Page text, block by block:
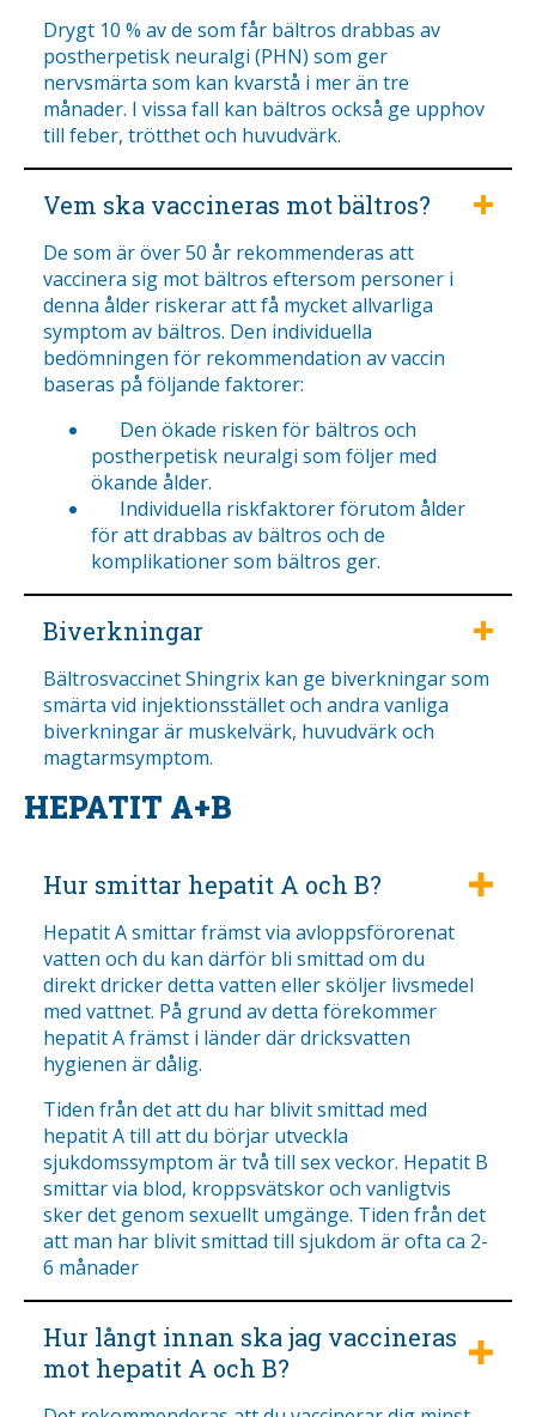
Drygt 10 % av de som får bältros drabbas av
postherpetisk neuralgi (PHN) som ger
nervsmärta som kan kvarstå i mer än tre
månader. I vissa fall kan bältros också ge upphov
till feber, trötthet och huvudvärk.
Vem ska vaccineras mot bältros?
De som är över 50 år rekommenderas att
vaccinera sig mot bältros eftersom personer i
denna ålder riskerar att få mycket allvarliga
symptom av bältros. Den individuella
bedömningen för rekommendation av vaccin
baseras på följande faktorer:
Den ökade risken för bältros och
postherpetisk neuralgi som följer med
ökande ålder.
Individuella riskfaktorer förutom ålder
för att drabbas av bältros och de
komplikationer som bältros ger.
Biverkningar
Bältrosvaccinet Shingrix kan ge biverkningar som
smärta vid injektionsstället och andra vanliga
biverkningar är muskelvärk, huvudvärk och
magtarmsymptom.
HEPATIT A+B
Hur smittar hepatit A och B?
Hepatit A smittar främst via avloppsförorenat
vatten och du kan därför bli smittad om du
direkt dricker detta vatten eller sköljer livsmedel
med vattnet. På grund av detta förekommer
hepatit A främst i länder där dricksvatten
hygienen är dålig.
Tiden från det att du har blivit smittad med
hepatit A till att du börjar utveckla
sjukdomssymptom är två till sex veckor. Hepatit B
smittar via blod, kroppsvätskor och vanligtvis
sker det genom sexuellt umgänge. Tiden från det
att man har blivit smittad till sjukdom är ofta ca 2-
6 månader
Hur långt innan ska jag vaccineras
mot hepatit A och B?